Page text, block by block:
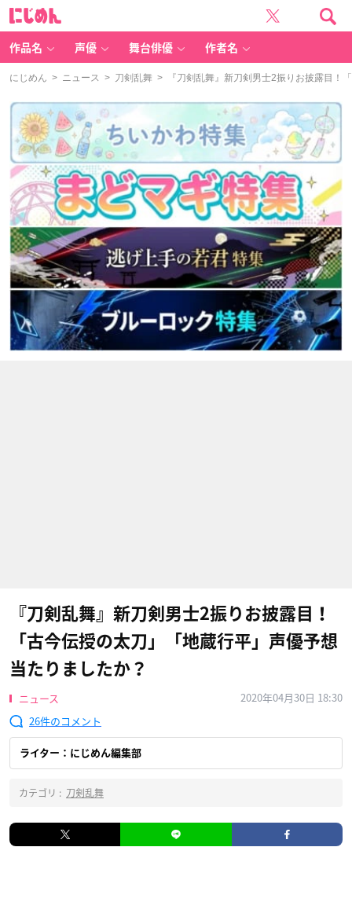
作品名 声優 舞台俳優 作者名
にじめん > ニュース > 刀剣乱舞 > 『刀剣乱舞』新刀剣男士2振りお披露目！
『刀剣乱舞』新刀剣男士2振りお披露目！
「古今伝授の太刀」「地蔵行平」声優予想
当たりましたか？
ニュース
2020年04月30日 18:30
26
ライター：にじめん編集部
カテゴリ : 刀剣乱舞